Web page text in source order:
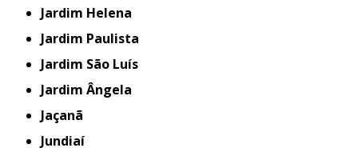
Jardim Helena
Jardim Paulista
Jardim São Luís
Jardim Ângela
Jaçanã
Jundiaí